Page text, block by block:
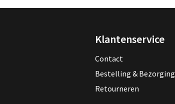
Klantenservice
Contact
Bestelling & Bezorging
Retourneren